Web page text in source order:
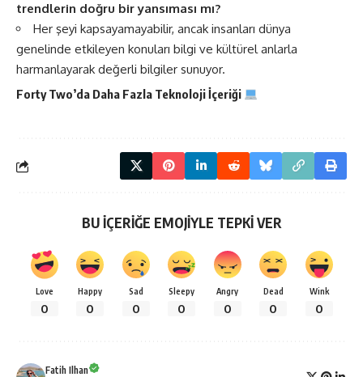
trendlerin doğru bir yansıması mı?
Her şeyi kapsayamayabilir, ancak insanları dünya
genelinde etkileyen konuları bilgi ve kültürel anlarla
harmanlayarak değerli bilgiler sunuyor​​.
Forty Two’da Daha Fazla Teknolojiİçeriği
BU İÇERİĞE EMOJİYLE TEPKİ VER
Love
0
Happy
0
Sad
0
Sleepy
0
Angry
0
Dead
0
Wink
0
Fatih Ilhan